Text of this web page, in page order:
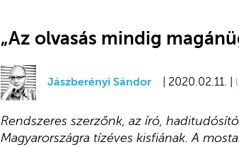
„Az olvasás mindig
Jászberényi Sándor | 2020.02.11. |
Rendszeres szerzőnk, az író,
Magyarországra tízéves kisfiának. A